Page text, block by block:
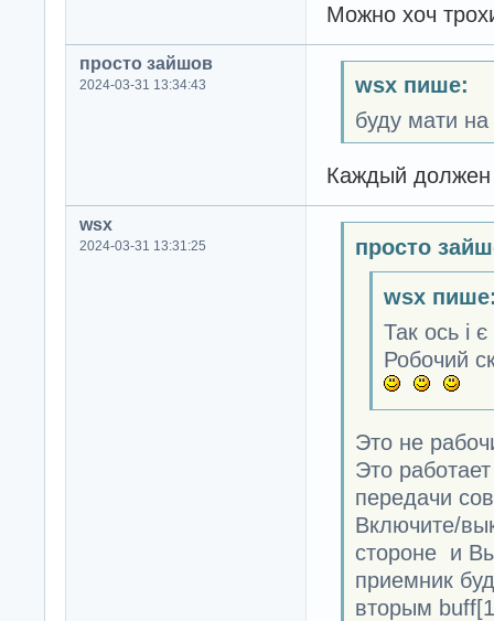
Можно хоч
просто зайшов
2024-03-31 13:34:43
wsx пише:
буду мати на
Каждый должен
wsx
2024-03-31 13:31:25 просто
wsx
Так ось і
Робочий
Это не
Это
передачи
Включите/
стороне и
приемник
вторым